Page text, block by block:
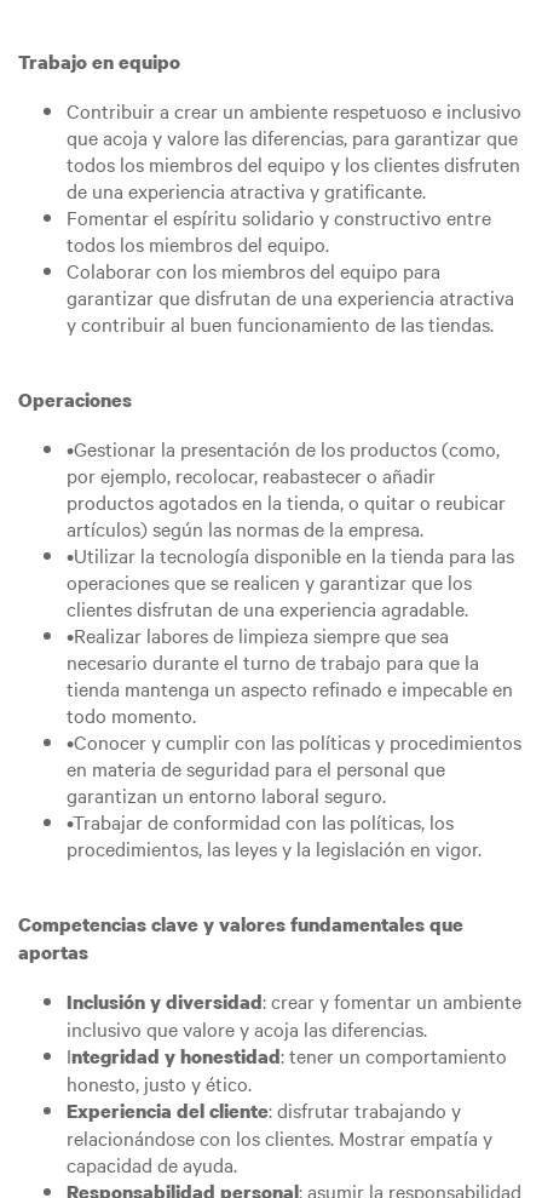
Trabajo en equipo
Contribuir a crear un ambiente respetuoso e inclusivo
que acoja y valore las diferencias, para garantizar que
todos los miembros del equipo y los clientes disfruten
de una experiencia atractiva y gratificante.
Fomentar el espíritu solidario y constructivo entre
todos los miembros del equipo.
Colaborar con los miembros del equipo para
garantizar que disfrutan de una experiencia atractiva
y contribuir al buen funcionamiento de las tiendas.
Operaciones
•Gestionar la presentación de los productos (como,
por ejemplo, recolocar, reabastecer o añadir
productos agotados en la tienda, o quitar o reubicar
artículos) según las normas de la empresa.
•Utilizar la tecnología disponible en la tienda para las
operaciones que se realicen y garantizar que los
clientes disfrutan de una experiencia agradable.
•Realizar labores de limpieza siempre que sea
necesario durante el turno de trabajo para que la
tienda mantenga un aspecto refinado e impecable en
todo momento.
•Conocer y cumplir con las políticas y procedimientos
en materia de seguridad para el personal que
garantizan un entorno laboral seguro.
•Trabajar de conformidad con las políticas, los
procedimientos, las leyes y la legislación en vigor.
Competencias clave y valores fundamentales que
aportas
Inclusión y diversidad: crear y fomentar un ambiente
inclusivo que valore y acoja las diferencias.
Integridad y honestidad: tener un comportamiento
honesto, justo y ético.
Experiencia del cliente: disfrutar trabajando y
relacionándose con los clientes. Mostrar empatía y
capacidad de ayuda.
Responsabilidad personal: asumir la responsabilidad